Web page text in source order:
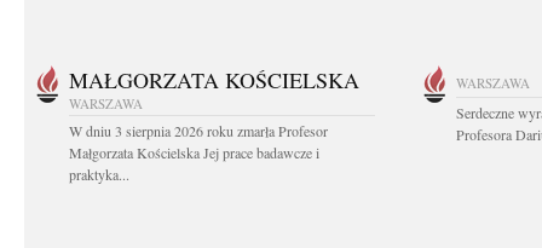
MAŁGORZATA KOŚCIELSKA
WARSZAWA
W dniu 3 sierpnia 2026 roku zmarła Profesor
Małgorzata Kościelska Jej prace badawcze i
praktyka...
WARSZAWA
Serdeczne
Profesora